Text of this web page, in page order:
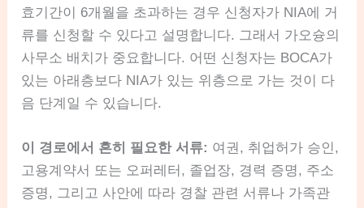
효기간이 6개월을 초과하는 경우 신청자가 NIA에 거
류를 신청할 수 있다고 설명합니다. 그래서 가오슝의
사무소 배치가 중요합니다. 어떤 신청자는 BOCA가
있는 아래층보다 NIA가 있는 위층으로 가는 것이 다
음 단계일 수 있습니다.
이 경로에서 흔히 필요한 서류: 여권, 취업허가 승인,
고용계약서 또는 오퍼레터, 졸업장, 경력 증명, 주소
증명, 그리고 사안에 따라 경찰 관련 서류나 가족관